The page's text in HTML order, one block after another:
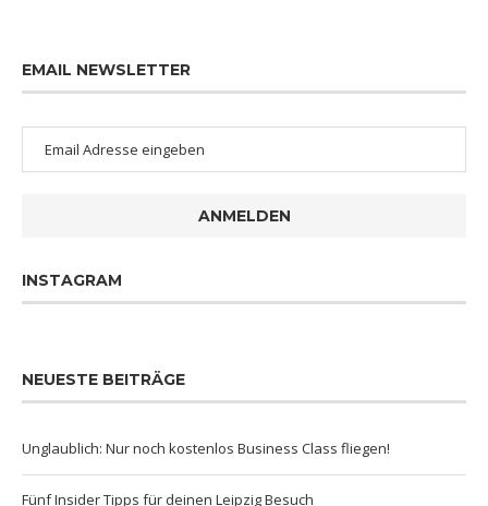
EMAIL NEWSLETTER
ANMELDEN
INSTAGRAM
NEUESTE BEITRÄGE
Unglaublich: Nur noch kostenlos Business Class fliegen!
Fünf Insider Tipps für deinen Leipzig Besuch